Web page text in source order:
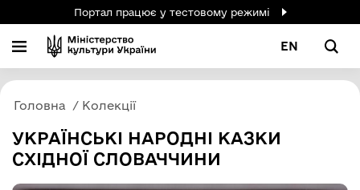
Портал працює у тестовому режимі
EN
Головна Колекції
УКРАЇНСЬКІ НАРОДНІ КАЗКИ
СХІДНОЇ СЛОВАЧЧИНИ